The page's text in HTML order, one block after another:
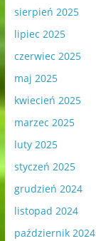
sierpień 2025
lipiec 2025
czerwiec 2025
maj 2025
kwiecień 2025
marzec 2025
luty 2025
styczeń 2025
grudzień 2024
listopad 2024
październik 2024